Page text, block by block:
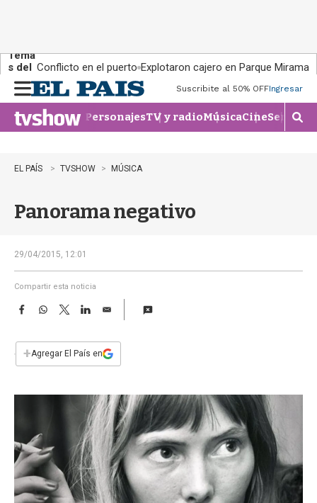
Tema
s del
día:
Conflicto en el puerto Explotaron cajero en Parque Miramar
n
u
Suscribite al 50% OFFIngresar
PersonajesTV y radioMúsicaCineSeries
M
o
EL PAÍS TVSHOW MÚSICA
Panorama negativo
29/04/2015, 12:01
Compartir esta noticia
F
e
b
W
s
T
w
t
L
n
E
i
l
+Agregar El País en